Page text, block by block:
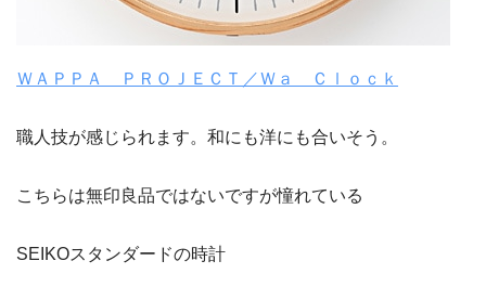
ＷＡＰＰＡ ＰＲＯＪＥＣＴ／Ｗａ Ｃｌｏｃｋ
職人技が感じられます。和にも洋にも合いそう。
こちらは無印良品ではないですが憧れている
SEIKOスタンダードの時計